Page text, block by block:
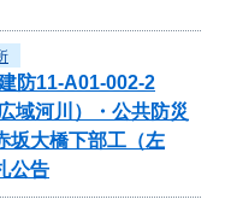
防11-A01-002-2
域河川）・公共防災
大橋下部工（左
公告